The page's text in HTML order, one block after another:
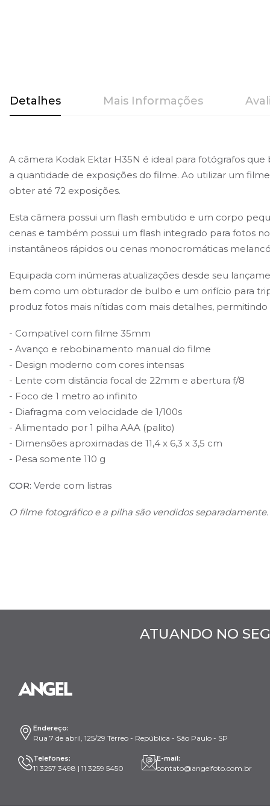
início
da
imagens
Detalhes
A câmera Kodak Ektar H35N é ideal para fotógrafos
a quantidade de exposições do filme. Ao utilizar um
obter até 72 exposições.
Esta câmera possui um flash embutido e um corpo
cenas e também possui um flash integrado para fotos
instantâneos rápidos ou cenas monocromáticas
Equipada com inúmeras atualizações desde seu
bem como um obturador de bulbo e um orifício para
produz fotos mais nítidas com mais detalhes,
- Compatível com filme 35mm
- Avanço e rebobinamento manual do filme
- Design moderno com cores intensas
- Lente com distância focal de 22mm e abertura f/8
- Foco de 1 metro ao infinito
- Diafragma com velocidade de 1/100s
- Alimentado por 1 pilha AAA (palito)
- Dimensões aproximadas de 11,4 x 6,3 x 3,5 cm
- Pesa somente 110 g
COR: Verde com listras
O filme fotográfico e a pilha são vendidos separadamente.
Mais Informações
ATUANDO NO
Endereço:
Rua 7 de abril, 125/29 Térreo - República - São Paulo - SP
Telefones:
11 3257 3498 | 11 3259 5450
E-mail:
contato@angelfoto.com.br